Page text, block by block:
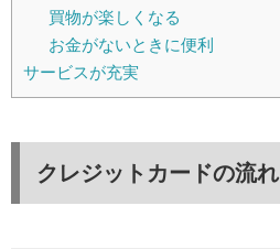
買物が楽しくなる
お金がないときに便利
サービスが充実
クレジットカードの流れ